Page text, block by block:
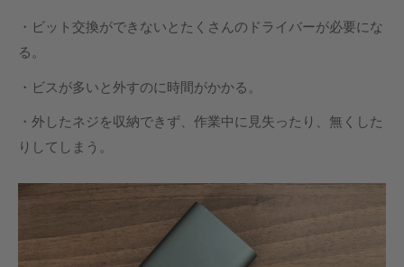
・ビット交換ができないとたくさんのドライバーが必要にな
る。
・ビスが多いと外すのに時間がかかる。
・外したネジを収納できず、作業中に見失ったり、無くした
りしてしまう 。